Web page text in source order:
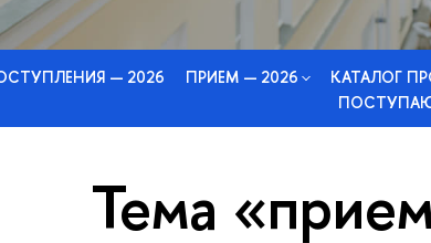
— 2026 ПРИЕМ — 2026 КАТАЛОГ
Тема